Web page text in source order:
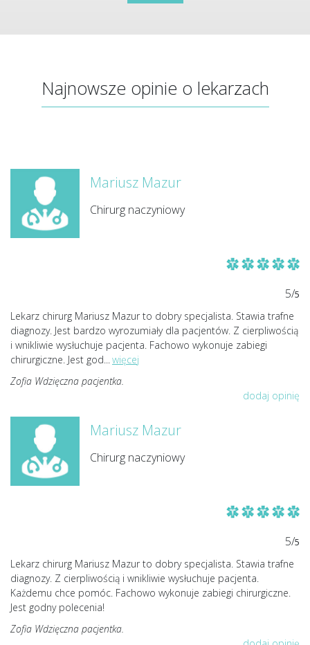
Najnowsze opinie o lekarzach
Mariusz Mazur
Chirurg naczyniowy
5/5
Lekarz chirurg Mariusz Mazur to dobry specjalista. Stawia trafne
diagnozy. Jest bardzo wyrozumiały dla pacjentów. Z cierpliwością
i wnikliwie wysłuchuje pacjenta. Fachowo wykonuje zabiegi
chirurgiczne. Jest god
więcej
Zofia Wdzięczna pacjentka.
dodaj opinię
Mariusz Mazur
Chirurg naczyniowy
5/5
Lekarz chirurg Mariusz Mazur to dobry specjalista. Stawia trafne
diagnozy. Z cierpliwością i wnikliwie wysłuchuje pacjenta.
Każdemu chce pomóc. Fachowo wykonuje zabiegi chirurgiczne.
Jest godny polecenia!
Zofia Wdzięczna pacjentka.